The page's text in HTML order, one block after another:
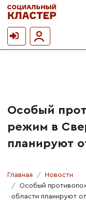
Особый
режим в
планируют
Главная
Новости
Особый
области планируют